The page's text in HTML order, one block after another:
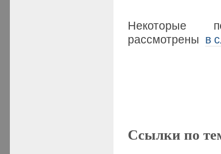
Некоторые
рассмотрены в
Ссылки по